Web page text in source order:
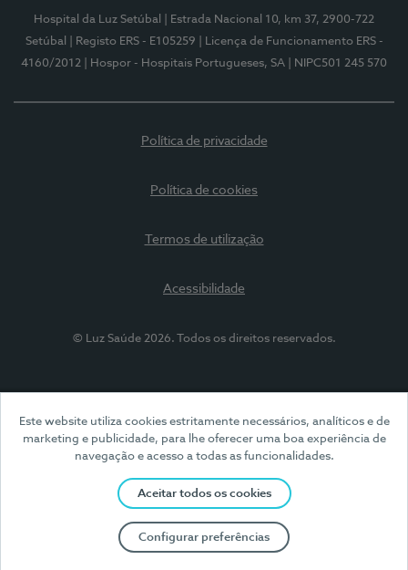
Este website utiliza cookies estritamente necessários, analíticos e de
marketing e publicidade, para lhe oferecer uma boa experiência de
navegação e acesso a todas as funcionalidades.
Aceitar todos os cookies
Configurar preferências
Hospital da Luz Setúbal
| Estrada Nacional 10, km 37, 2900-722
Setúbal
| Registo ERS - E105259
| Licença de Funcionamento ERS -
4160/2012
| Hospor - Hospitais Portugueses, SA | NIPC501 245 570
Política de privacidade
Política de cookies
Termos de utilização
Acessibilidade
© Luz Saúde 2026. Todos os direitos reservados.